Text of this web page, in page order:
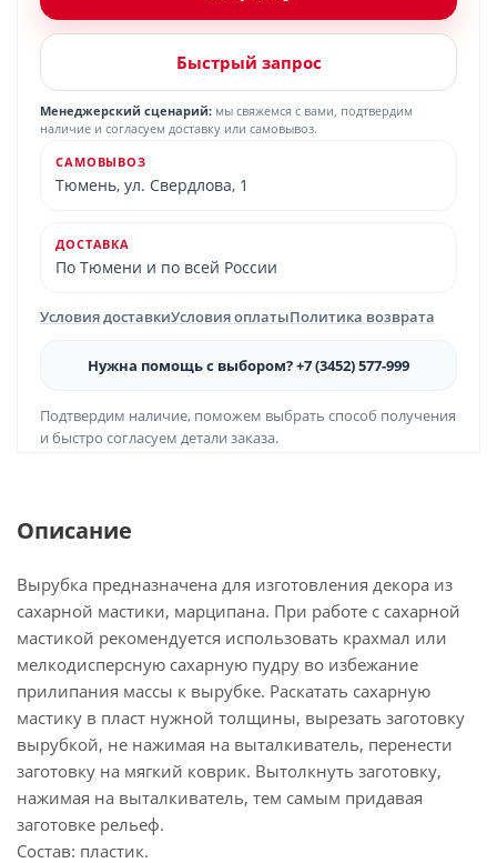
Быстрый запрос
Менеджерский сценарий: мы свяжемся с вами, подтвердим
наличие и согласуем доставку или самовывоз.
САМОВЫВОЗ
Тюмень, ул. Свердлова, 1
ДОСТАВКА
По Тюмени и по всей России
Условия доставкиУсловия оплатыПолитика возврата
Нужна помощь с выбором? +7 (3452) 577-999
Подтвердим наличие, поможем выбрать способ получения
и быстро согласуем детали заказа.
Описание
Вырубка предназначена для изготовления декора из
сахарной мастики, марципана. При работе с сахарной
мастикой рекомендуется использовать крахмал или
мелкодисперсную сахарную пудру во избежание
прилипания массы к вырубке. Раскатать сахарную
мастику в пласт нужной толщины, вырезать заготовку
вырубкой, не нажимая на выталкиватель, перенести
заготовку на мягкий коврик. Вытолкнуть заготовку,
нажимая на выталкиватель, тем самым придавая
заготовке рельеф.
Состав: пластик.